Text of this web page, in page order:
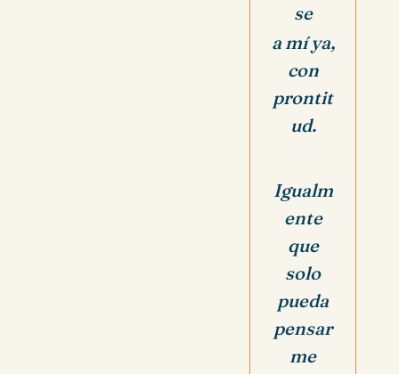
se
a mí ya,
con
prontit
ud.
Igualm
ente
que
solo
pueda
pensar
me